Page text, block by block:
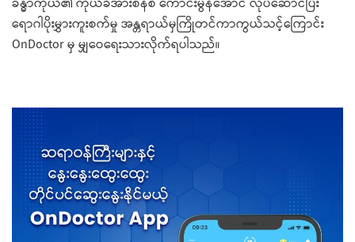
ရောဂါပိုးမွှားကူးစက်မှု အန္တရာယ်မှကြိုတင်ကာကွယ်သင့်ကြောင်း
OnDoctor မှ မျှဝေရေးသားလိုက်ရပါသည်။